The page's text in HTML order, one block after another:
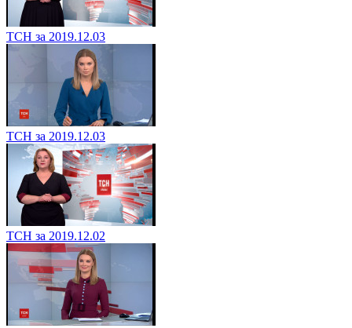
ТСН за 2019.12.03
ТСН за 2019.12.03
ТСН за 2019.12.02